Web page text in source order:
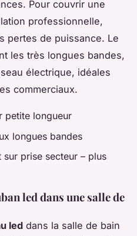
Pour couvrir une
professionnelle,
pertes de puissance. Le
les très longues bandes,
électrique, idéales
commerciaux.
petite longueur
longues bandes
sur prise secteur – plus
led dans une salle de
led dans la salle de bain